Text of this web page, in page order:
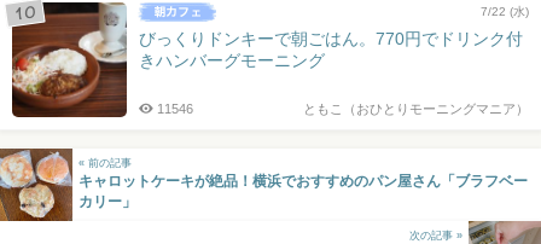
7/22 (水)
びっくりドンキーで朝ごはん。770円でドリンク付
きハンバーグモーニング
ともこ（おひとりモーニングマニア）
11546
« 前の記事
キャロットケーキが絶品！横浜でおすすめのパン屋さん「ブラフベー
カリー」
次の記事 »